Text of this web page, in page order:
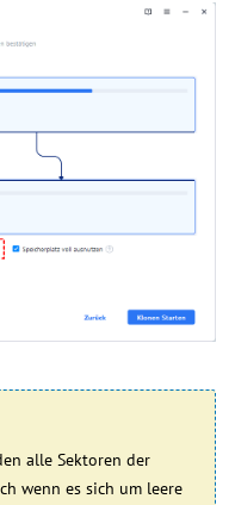
alle Sektoren der
wenn es sich um leere